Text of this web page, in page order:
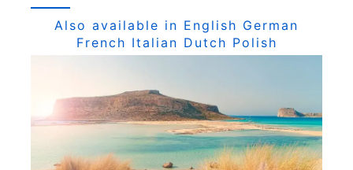
Also available in English German
French Italian Dutch Polish